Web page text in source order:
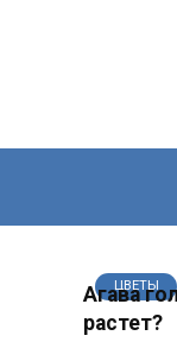
ЦВЕТЫ
Агава
растет?